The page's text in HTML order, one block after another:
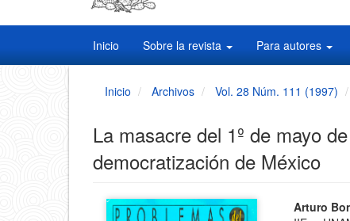
Inicio Sobre la revista Para autores
Inicio Archivos Vol. 28 Núm. 111 (1997)
La masacre del 1º de mayo
democratización de México
Barra
Arturo